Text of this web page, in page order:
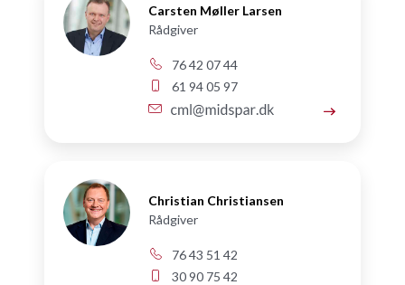
Carsten Møller Larsen
Rådgiver
76 42 07 44
61 94 05 97
Christian Christiansen
Rådgiver
76 43 51 42
30 90 75 42